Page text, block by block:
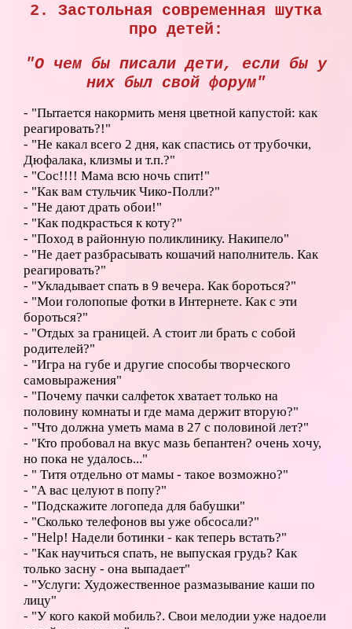
2. Застольная современная шутка
про детей:
"О чем бы писали дети, если бы у
них был свой форум"
- "Пытается накормить меня цветной капустой: как
реагировать?!"
- "Не какал всего 2 дня, как спастись от трубочки,
Дюфалака, клизмы и т.п.?"
- "Сос!!!! Мама всю ночь спит!"
- "Как вам стульчик Чико-Полли?"
- "Не дают драть обои!"
- "Как подкрасться к коту?"
- "Поход в районную поликлинику. Накипело"
- "Не дает разбрасывать кошачий наполнитель. Как
реагировать?"
- "Укладывает спать в 9 вечера. Как бороться?"
- "Мои голопопые фотки в Интернете. Как с эти
бороться?"
- "Отдых за границей. А стоит ли брать с собой
родителей?"
- "Игра на губе и другие способы творческого
самовыражения"
- "Почему пачки салфеток хватает только на
половину комнаты и где мама держит вторую?"
- "Что должна уметь мама в 27 с половиной лет?"
- "Кто пробовал на вкус мазь бепантен? очень хочу,
но пока не удалось..."
- " Титя отдельно от мамы - такое возможно?"
- "А вас целуют в попу?"
- "Подскажите логопеда для бабушки"
- "Сколько телефонов вы уже обсосали?"
- "Help! Надели ботинки - как теперь встать?"
- "Как научиться спать, не выпуская грудь? Как
только засну - она выпадает"
- "Услуги: Художественное размазывание каши по
лицу"
- "У кого какой мобиль?. Свои мелодии уже надоели